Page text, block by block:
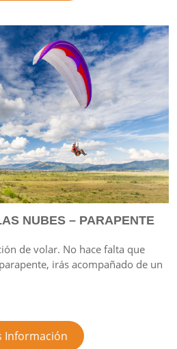
NUBES – PARAPENTE
de volar. No hace falta que
irás acompañado de un
Información